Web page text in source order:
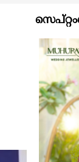
സെപ്റ്റംബർ